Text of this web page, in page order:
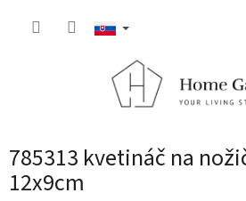
785313 kvetináč na
12x9cm